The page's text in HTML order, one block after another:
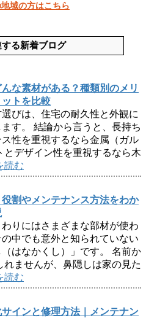
域の方はこちら
る新着ブログ
な素材がある？種類別のメリ
トを比較
びは、住宅の耐久性と外観に
す。 結論から言うと、長持ち
性を重視するなら金属（ガル
デザイン性を重視するなら木
読む
割やメンテナンス方法をわか
りにはさまざまな部材が使わ
中でも意外と知られていない
はなかくし）」です。 名前か
ませんが、鼻隠しは家の見た
読む
インと修理方法｜メンテナン